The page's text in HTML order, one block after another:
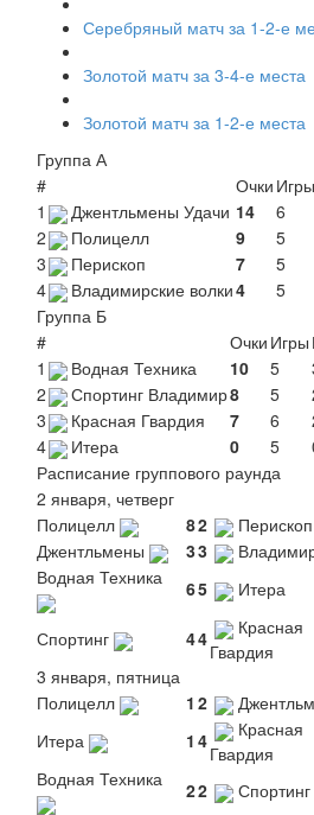
Серебряный матч за 1-2-е
Золотой матч за 3-4-е места
Золотой матч за 1-2-е места
Группа А
#
Очки Игры
1
Джентльмены Удачи 14 6
2
Полицелл 9 5
3
Перископ 7 5
4
Владимирские волки4 5
Группа Б
#
Очки Игры
1
Водная Техника 10 5
2
Спортинг Владимир8 5
3
Красная Гвардия 7 6
4
Итера 0 5
Расписание группового раунда
2 января, четверг
Полицелл
82 Перископ
Джентльмены
33
Водная Техника
65 Итера
Спортинг 44
Красная
Гвардия
3 января, пятница
Полицелл
1 2
Итера
1 4
Красная
Гвардия
Водная Техника
22 Спортинг